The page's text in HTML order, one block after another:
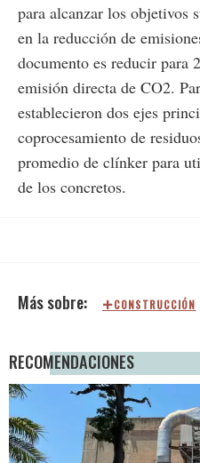
para alcanzar los objetivos
en la reducción de
documento es reducir para
emisión directa de CO2.
establecieron dos ejes
coprocesamiento de
promedio de clínker para
de los concretos.
CONSTRUCCIÓN
RECOMENDACIONES